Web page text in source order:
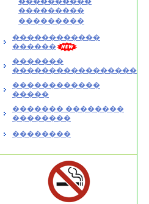
���������
���������
������������
������
�������
�����������������
������������
�����
������� ��������
��������
��������